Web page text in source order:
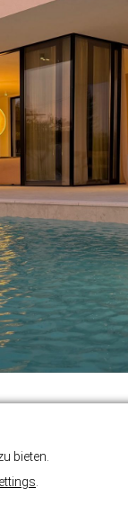
sich durch
bieten.